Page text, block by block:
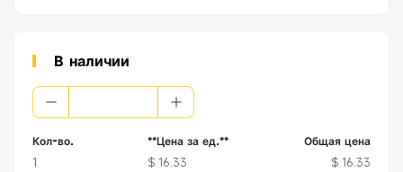
[ Приложение] Сверхмощный и многоцелевой универсальный набор
[Безопасный] Оба конца подходят для подключения к стороне
В наличии
Кол-во.
1
**Цена за ед.**
$ 16.33
Общая цена
$ 16.33